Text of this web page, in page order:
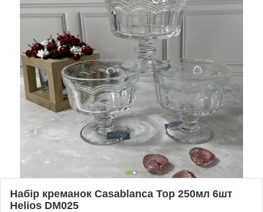
Набір креманок Casablanca Top 250мл 6шт
Helios DM025